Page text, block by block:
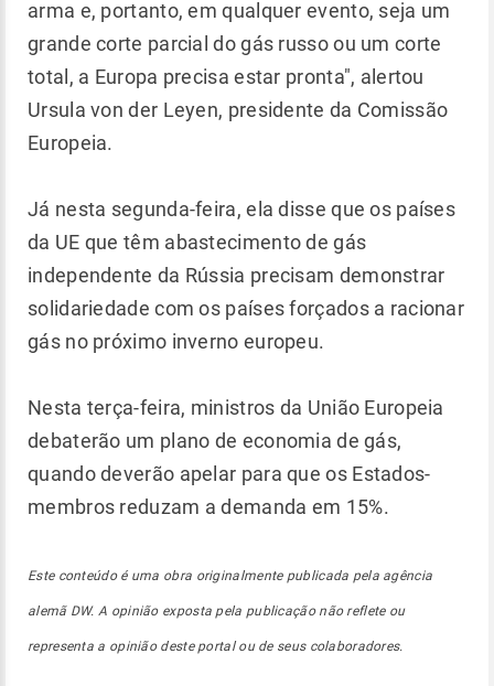
arma e, portanto, em qualquer evento, seja um
grande corte parcial do gás russo ou um corte
total, a Europa precisa estar pronta", alertou
Ursula von der Leyen, presidente da Comissão
Europeia.
Já nesta segunda-feira, ela disse que os países
da UE que têm abastecimento de gás
independente da Rússia precisam demonstrar
solidariedade com os países forçados a racionar
gás no próximo inverno europeu.
Nesta terça-feira, ministros da União Europeia
debaterão um plano de economia de gás,
quando deverão apelar para que os Estados-
membros reduzam a demanda em 15%.
Este conteúdo é uma obra originalmente publicada pela agência
alemã DW. A opinião exposta pela publicação não reflete ou
representa a opinião deste portal ou de seus colaboradores.